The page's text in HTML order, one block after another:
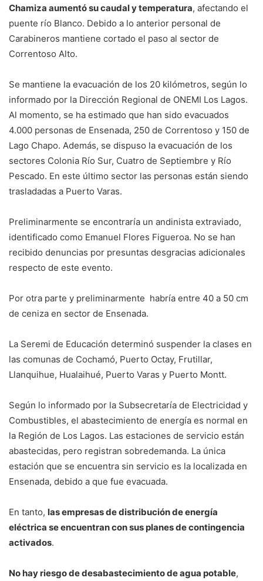
Chamiza aumentó su caudal y temperatura, afectando el
puente río Blanco. Debido a lo anterior personal de
Carabineros mantiene cortado el paso al sector de
Correntoso Alto.
Se mantiene la evacuación de los 20 kilómetros, según lo
informado por la Dirección Regional de ONEMI Los Lagos.
Al momento, se ha estimado que han sido evacuados
4.000 personas de Ensenada, 250 de Correntoso y 150 de
Lago Chapo. Además, se dispuso la evacuación de los
sectores Colonia Río Sur, Cuatro de Septiembre y Río
Pescado. En este último sector las personas están siendo
trasladadas a Puerto Varas.
Preliminarmente se encontraría un andinista extraviado,
identificado como Emanuel Flores Figueroa. No se han
recibido denuncias por presuntas desgracias adicionales
respecto de este evento.
Por otra parte y preliminarmente habría entre 40 a 50 cm
de ceniza en sector de Ensenada.
La Seremi de Educación determinó suspender la clases en
las comunas de Cochamó, Puerto Octay, Frutillar,
Llanquihue, Hualaihué, Puerto Varas y Puerto Montt.
Según lo informado por la Subsecretaría de Electricidad y
Combustibles, el abastecimiento de energía es normal en
la Región de Los Lagos. Las estaciones de servicio están
abastecidas, pero registran sobredemanda. La única
estación que se encuentra sin servicio es la localizada en
Ensenada, debido a que fue evacuada.
En tanto, las empresas de distribución de energía
eléctrica se encuentran con sus planes de contingencia
activados.
No hay riesgo de desabastecimiento de agua potable,